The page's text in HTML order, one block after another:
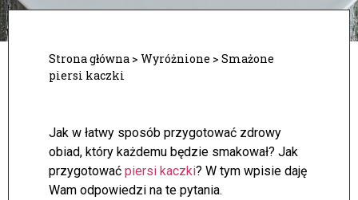
Strona główna > Wyróżnione > Smażone
piersi kaczki
Jak w łatwy sposób przygotować zdrowy
obiad, który każdemu będzie smakował? Jak
przygotować piersi kaczki? W tym wpisie daję
Wam odpowiedzi na te pytania.